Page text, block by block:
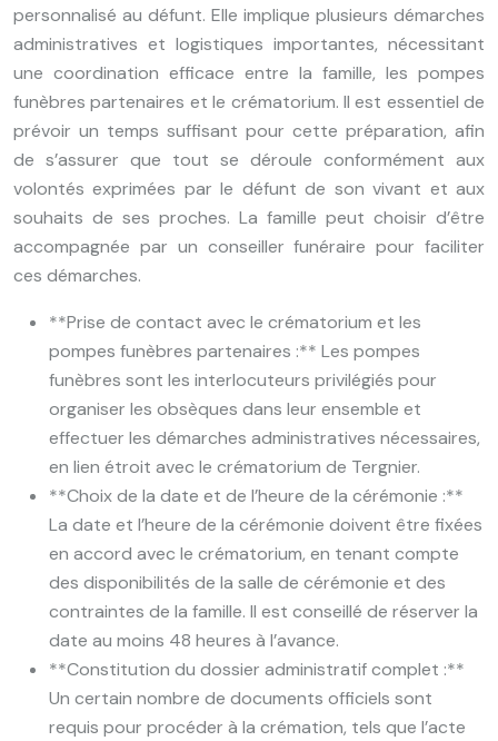
personnalisé au défunt. Elle implique plusieurs démarches
administratives et logistiques importantes, nécessitant
une coordination efficace entre la famille, les pompes
funèbres partenaires et le crématorium. Il est essentiel de
prévoir un temps suffisant pour cette préparation, afin
de s’assurer que tout se déroule conformément aux
volontés exprimées par le défunt de son vivant et aux
souhaits de ses proches. La famille peut choisir d’être
accompagnée par un conseiller funéraire pour faciliter
ces démarches.
**Prise de contact avec le crématorium et les
pompes funèbres partenaires :** Les pompes
funèbres sont les interlocuteurs privilégiés pour
organiser les obsèques dans leur ensemble et
effectuer les démarches administratives nécessaires,
en lien étroit avec le crématorium de Tergnier.
**Choix de la date et de l’heure de la cérémonie :**
La date et l’heure de la cérémonie doivent être fixées
en accord avec le crématorium, en tenant compte
des disponibilités de la salle de cérémonie et des
contraintes de la famille. Il est conseillé de réserver la
date au moins 48 heures à l’avance.
**Constitution du dossier administratif complet :**
Un certain nombre de documents officiels sont
requis pour procéder à la crémation, tels que l’acte